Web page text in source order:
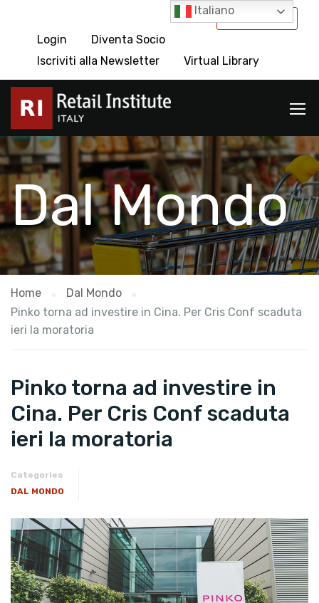
International
Login
Diventa Socio
Iscriviti alla Newsletter
Virtual Library
Dal Mondo
Home
Dal Mondo
Pinko torna ad investire in Cina. Per Cris Conf scaduta
ieri la moratoria
Pinko torna ad investire in
Cina. Per Cris Conf scaduta
ieri la moratoria
Categories
DAL MONDO
Italiano